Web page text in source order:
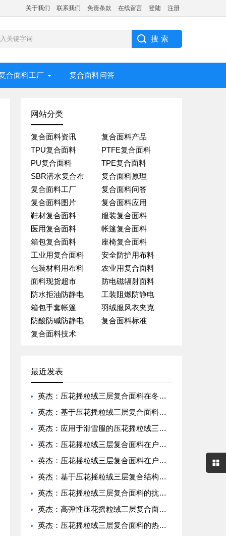
关于我们 联系我们 免责条款 在线留言 登陆 注册
合面料工厂 复合面料问答
网站分类
复合面料资讯
复合面料产品
TPU复合面料
PTFE复合面料
PU复合面料
TPE复合面料
SBR潜水复合布
复合面料原理
复合面料工厂
复合面料问答
复合面料图片
复合面料应用
鞋材复合面料
服装复合面料
医用复合面料
帐篷复合面料
箱包复合面料
座椅复合面料
工业用复合面料
安全防护用布料
包装材料用布料
农业用复合面料
面料现货超市
防电磁辐射面料
防水拒油防静电
工装阻燃防静电
箱包手套帐篷
羽绒服风衣夹克
防酸防碱防静电
复合面料标准
复合面料技术
最近发表
英杰：压花摇粒绒三层复合面料在冬季户外服装中的保暖性能优化研究
英杰：基于压花摇粒绒三层复合面料的高透气防风运动服饰开发
英杰：应用于滑雪服的压花摇粒绒三层复合面料抗撕裂与耐磨性提升技术
英杰：压花摇粒绒三层复合面料在户外风衣和夹克中的应用与性能
英杰：压花摇粒绒三层复合面料在户外运动服饰中的保暖与透气性能研究
英杰：基于压花摇粒绒三层复合结构的功能性家居纺织品开发与应用
英杰：压花摇粒绒三层复合面料的抗起球性与耐磨性优化技术分析
英杰：高弹性压花摇粒绒三层复合面料在冬季童装设计中的应用实践
英杰：压花摇粒绒三层复合面料的热湿舒适性与层间结合强度协同提升工艺